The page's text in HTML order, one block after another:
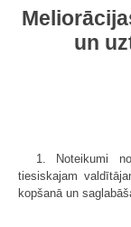
un
1. Noteikumi
tiesiskajam
kopšanā un